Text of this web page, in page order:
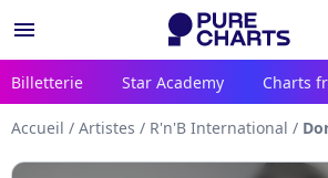
menu
Billetterie Star Academy Charts
Accueil / Artistes / R'n'B International /